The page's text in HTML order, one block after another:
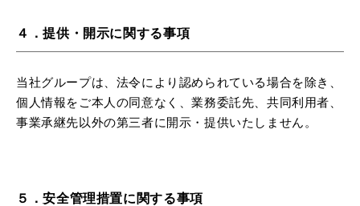
４．提供・開示に関する事項
当社グループは、法令により認められている場合を除き、
個人情報をご本人の同意なく、業務委託先、共同利用者、
事業承継先以外の第三者に開示・提供いたしません。
５．安全管理措置に関する事項